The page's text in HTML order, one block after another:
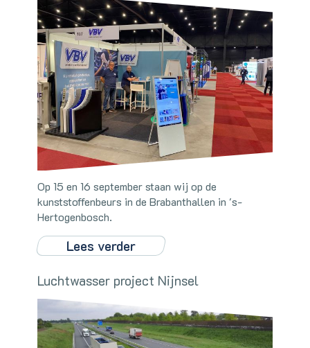
Op 15 en 16 september staan wij op de
kunststoffenbeurs in de Brabanthallen in 's-
Hertogenbosch.
Lees verder
Luchtwasser project Nijnsel